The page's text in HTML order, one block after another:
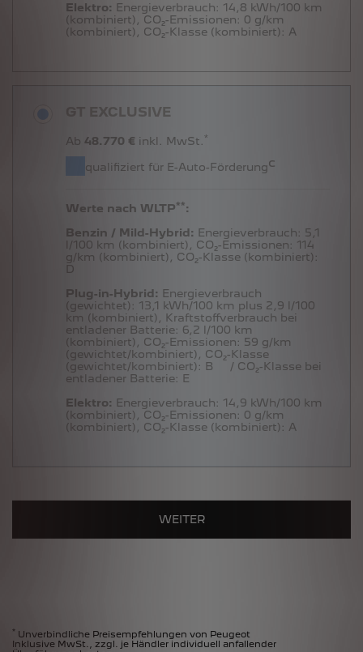
Elektro: Energieverbrauch: 14,8 kWh/100 km
(kombiniert), CO₂-Emissionen: 0 g/km
(kombiniert), CO₂-Klasse (kombiniert): A
GT EXCLUSIVE
Ab 48.770 € inkl. MwSt.*
qualifiziert für E-Auto-Förderungc
Werte nach WLTP**:
Benzin / Mild-Hybrid: Energieverbrauch: 5,1
l/100 km (kombiniert), CO₂-Emissionen: 114
g/km (kombiniert), CO₂-Klasse (kombiniert):
D
Plug-in-Hybrid: Energieverbrauch
(gewichtet): 13,1 kWh/100 km plus 2,9 l/100
km (kombiniert), Kraftstoffverbrauch bei
entladener Batterie: 6,2 l/100 km
(kombiniert), CO₂-Emissionen: 59 g/km
(gewichtet/kombiniert), CO₂-Klasse
(gewichtet/kombiniert): B
/ CO₂-Klasse bei
entladener Batterie: E
Elektro: Energieverbrauch: 14,9 kWh/100 km
(kombiniert), CO₂-Emissionen: 0 g/km
(kombiniert), CO₂-Klasse (kombiniert): A
WEITER
* Unverbindliche Preisempfehlungen von Peugeot
Inklusive MwSt., zzgl. je Händler individuell anfallender